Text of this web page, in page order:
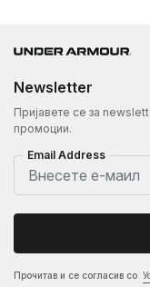
Newsletter
Пријавете се за
промоции.
Email Address
Прочитав и се согласив со